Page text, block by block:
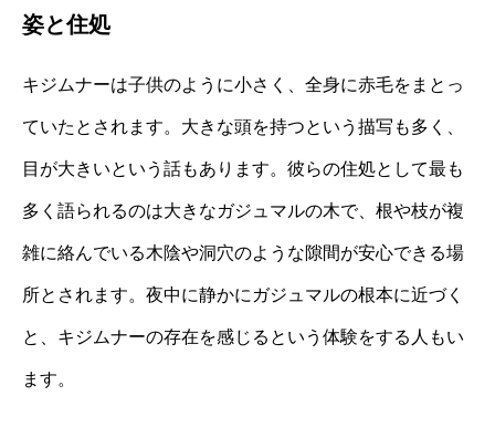
姿と住処
キジムナーは子供のように小さく、全身に赤毛をまとっ
ていたとされます。大きな頭を持つという描写も多く、
目が大きいという話もあります。彼らの住処として最も
多く語られるのは大きなガジュマルの木で、根や枝が複
雑に絡んでいる木陰や洞穴のような隙間が安心できる場
所とされます。夜中に静かにガジュマルの根本に近づく
と、キジムナーの存在を感じるという体験をする人もい
ます。